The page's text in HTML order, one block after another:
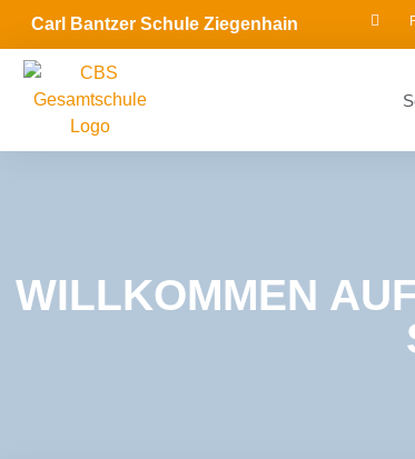
Carl Bantzer Schule Ziegenhain
WILLKOMMEN